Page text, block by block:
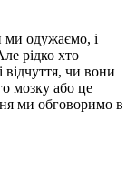
ми одужаємо, і
рідко хто
чи вони
мозку або це
ми обговоримо в